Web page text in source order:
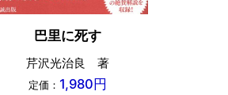
巴里に死す
芹沢光治良 著
定価： 1,980円